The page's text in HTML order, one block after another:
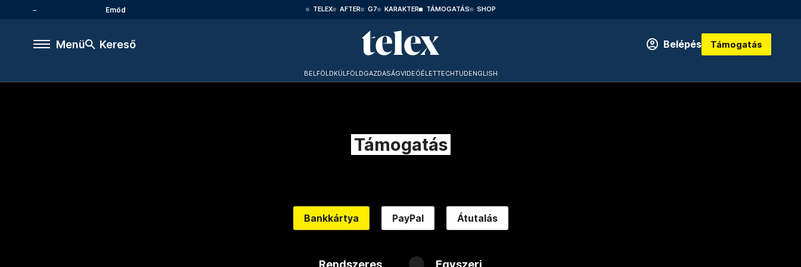
Emőd TELEX AFTER G7 KARAKTER TÁMOGATÁS SHOP
Menü Kereső Belépés Támogatás
BELFÖLDKÜLFÖLDGAZDASÁGVIDEÓÉLETTECHTUDENGLISH
Támogatás
Bankkártya PayPal Átutalás
Rendszeres Egyszeri